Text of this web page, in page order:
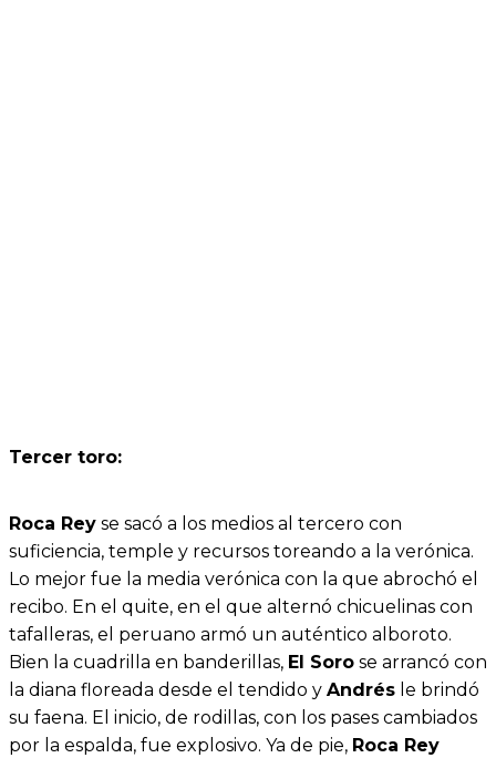
Tercer toro:
Roca Rey se sacó a los medios al tercero con
suficiencia, temple y recursos toreando a la verónica.
Lo mejor fue la media verónica con la que abrochó el
recibo. En el quite, en el que alternó chicuelinas con
tafalleras, el peruano armó un auténtico alboroto.
Bien la cuadrilla en banderillas, El Soro se arrancó con
la diana floreada desde el tendido y Andrés le brindó
su faena. El inicio, de rodillas, con los pases cambiados
por la espalda, fue explosivo. Ya de pie, Roca Rey